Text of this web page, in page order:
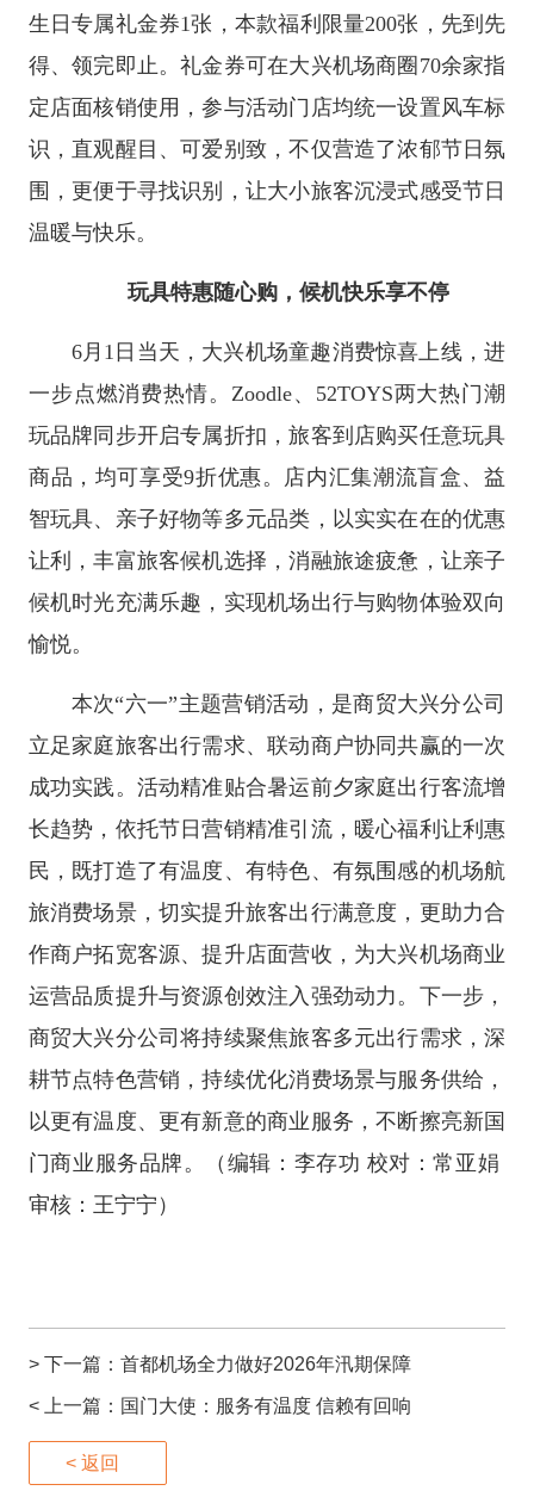
生日专属礼金券1张，本款福利限量200张，先到先
得、领完即止。礼金券可在大兴机场商圈70余家指
定店面核销使用，参与活动门店均统一设置风车标
识，直观醒目、可爱别致，不仅营造了浓郁节日氛
围，更便于寻找识别，让大小旅客沉浸式感受节日
温暖与快乐。
玩具特惠随心购，候机快乐享不停
6月1日当天，大兴机场童趣消费惊喜上线，进
一步点燃消费热情。Zoodle、52TOYS两大热门潮
玩品牌同步开启专属折扣，旅客到店购买任意玩具
商品，均可享受9折优惠。店内汇集潮流盲盒、益
智玩具、亲子好物等多元品类，以实实在在的优惠
让利，丰富旅客候机选择，消融旅途疲惫，让亲子
候机时光充满乐趣，实现机场出行与购物体验双向
愉悦。
本次“六一”主题营销活动，是商贸大兴分公司
立足家庭旅客出行需求、联动商户协同共赢的一次
成功实践。活动精准贴合暑运前夕家庭出行客流增
长趋势，依托节日营销精准引流，暖心福利让利惠
民，既打造了有温度、有特色、有氛围感的机场航
旅消费场景，切实提升旅客出行满意度，更助力合
作商户拓宽客源、提升店面营收，为大兴机场商业
运营品质提升与资源创效注入强劲动力。下一步，
商贸大兴分公司将持续聚焦旅客多元出行需求，深
耕节点特色营销，持续优化消费场景与服务供给，
以更有温度、更有新意的商业服务，不断擦亮新国
门商业服务品牌。
（编辑：李存功 校对：常亚娟
审核：王宁宁）
> 下一篇： 首都机场全力做好2026年汛期保障
< 上一篇： 国门大使：服务有温度 信赖有回响
< 返回